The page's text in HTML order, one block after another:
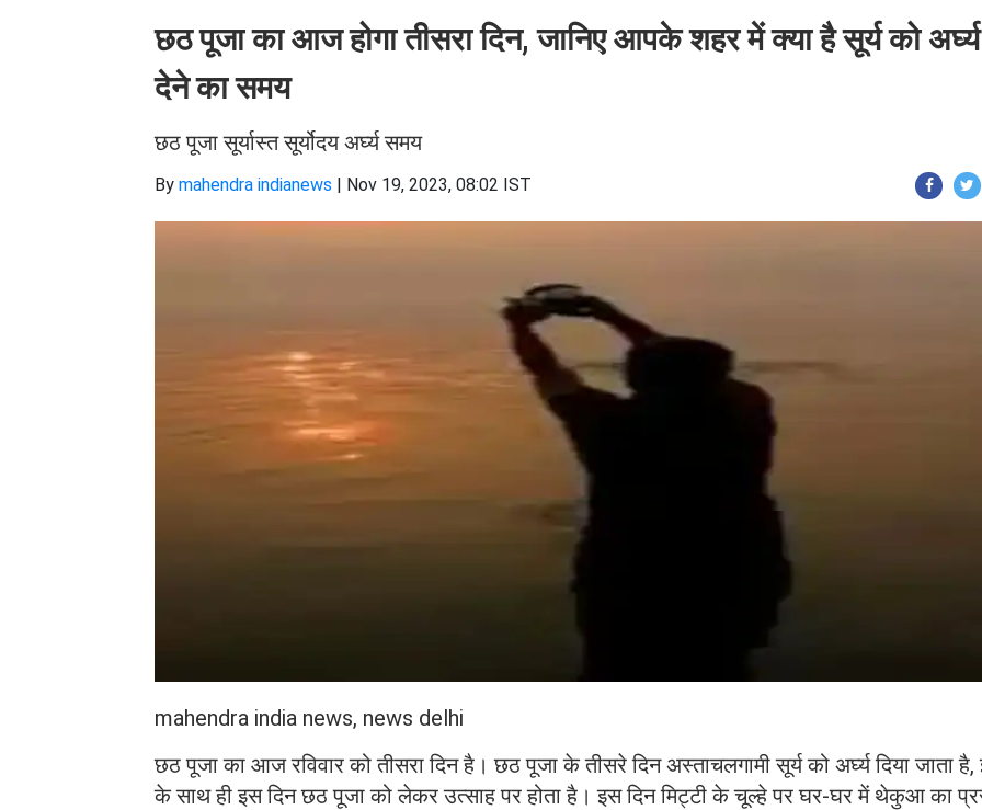
छठ पूजा का आज होगा तीसरा दिन, जानिए आपके शहर में क्‍या है सूर्य को अर्घ्‍य
देने का समय
छठ पूजा सूर्यास्‍त सूर्योदय अर्घ्‍य समय
By mahendra indianews | Nov 19, 2023, 08:02 IST
mahendra india news, news delhi
छठ पूजा का आज रविवार को तीसरा दिन है। छठ पूजा के तीसरे दिन अस्‍ताचलगामी सूर्य को अर्घ्‍य दिया जाता है,
के साथ ही इस दिन छठ पूजा को लेकर उत्‍साह पर होता है। इस दिन मिट्टी के चूल्‍हे पर घर-घर में थेकुआ का